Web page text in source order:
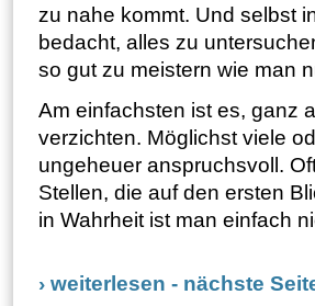
zu nahe kommt. Und selbst
bedacht, alles zu
so gut zu meistern wie man
Am einfachsten ist es, ganz
verzichten. Möglichst viele
ungeheuer anspruchsvoll.
Stellen, die auf den ersten
in Wahrheit ist man einfach
› weiterlesen - nächste